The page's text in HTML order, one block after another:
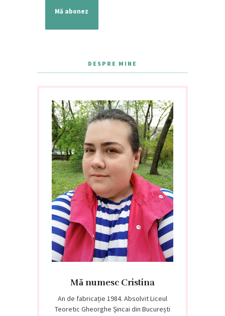
Mă abonez
DESPRE MINE
Mă numesc Cristina
An de fabricație 1984. Absolvit Liceul
Teoretic Gheorghe Șincai din București